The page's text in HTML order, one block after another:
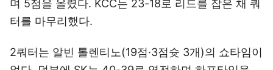
며 5점을 올렸다. KCC는 23-18로 리드를 잡은 채 쿼
터를 마무리했다.
2쿼터는 알빈 톨렌티노(19점·3점슛 3개)의 쇼타임이